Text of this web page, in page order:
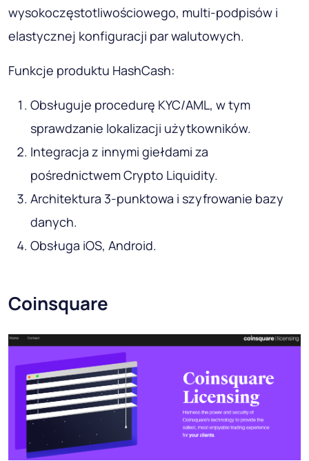
wysokoczęstotliwościowego, multi-podpisów i
elastycznej konfiguracji par walutowych.
Funkcje produktu HashCash:
Obsługuje procedurę KYC/AML, w tym
sprawdzanie lokalizacji użytkowników.
Integracja z innymi giełdami za
pośrednictwem Crypto Liquidity.
Architektura 3-punktowa i szyfrowanie bazy
danych.
Obsługa iOS, Android.
Coinsquare